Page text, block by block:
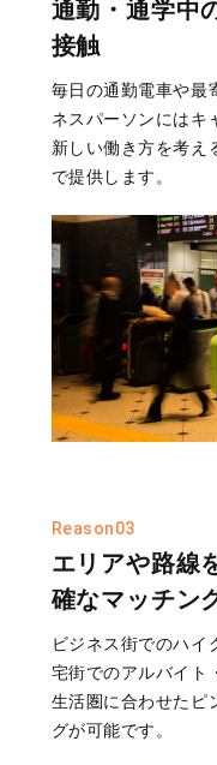
通勤・通学中
接触
毎日の通勤電車や最
ネスパーソンにはキ
新しい働き方を考え
で提供します。
Reason03
エリアや路線
確なマッチン
ビジネス街でのハイ
宅街でのアルバイト
生活圏に合わせたピ
グが可能です。